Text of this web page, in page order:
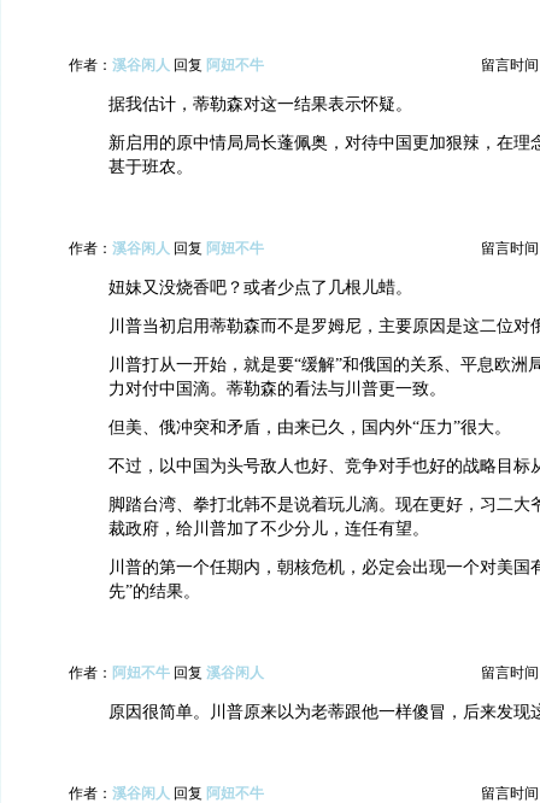
作者： 溪谷闲人 回复 阿妞不牛 留言时间
据我估计，蒂勒森对这一结果表示怀疑。
新启用的原中情局局长蓬佩奥，对待中国更加狠辣，在理
甚于班农。
作者： 溪谷闲人 回复 阿妞不牛 留言时间
妞妹又没烧香吧？或者少点了几根儿蜡。
川普当初启用蒂勒森而不是罗姆尼，主要原因是这二位对
川普打从一开始，就是要“缓解”和俄国的关系、平息欧洲
力对付中国滴。蒂勒森的看法与川普更一致。
但美、俄冲突和矛盾，由来已久，国内外“压力”很大。
不过，以中国为头号敌人也好、竞争对手也好的战略目标
脚踏台湾、拳打北韩不是说着玩儿滴。现在更好，习二大
裁政府，给川普加了不少分儿，连任有望。
川普的第一个任期内，朝核危机，必定会出现一个对美国
先”的结果。
作者： 阿妞不牛 回复 溪谷闲人 留言时间
原因很简单。川普原来以为老蒂跟他一样傻冒，后来发现
作者： 溪谷闲人 回复 阿妞不牛 留言时间